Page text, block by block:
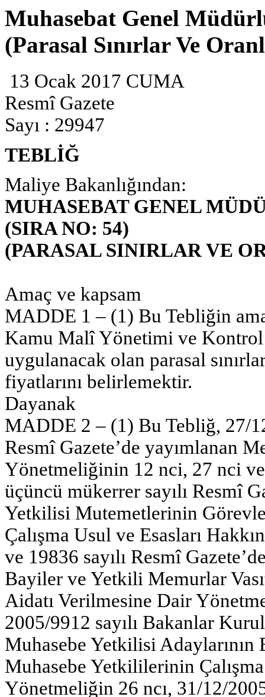
Muhasebat Genel
(Parasal Sınırlar Ve
13 Ocak 2017 CUMA
Resmî Gazete
Sayı : 29947
TEBLİĞ
Maliye Bakanlığından:
MUHASEBAT GENEL
(SIRA NO: 54)
(PARASAL SINIRLAR VE
Amaç ve kapsam
MADDE 1 – (1) Bu Tebliğin
Kamu Malî Yönetimi ve Kontrol
uygulanacak olan parasal
fiyatlarını belirlemektir.
Dayanak
MADDE 2 – (1) Bu Tebliğ, 27/
Resmî Gazete’de yayımlanan
Yönetmeliğinin 12 nci, 27 nci
üçüncü mükerrer sayılı Resmî
Yetkilisi Mutemetlerinin
Çalışma Usul ve Esasları
ve 19836 sayılı Resmî
Bayiler ve Yetkili Memurlar
Aidatı Verilmesine Dair
2005/9912 sayılı Bakanlar
Muhasebe Yetkilisi
Muhasebe Yetkililerinin
Yönetmeliğin 26 ncı, 31/12/